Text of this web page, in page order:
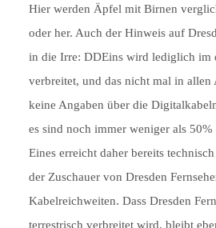
Hier werden Äpfel mit Birnen
oder her. Auch der Hinweis auf
in die Irre: DDEins wird lediglich im
verbreitet, und das nicht mal in allen
keine Angaben über die
es sind noch immer weniger als 50%
Eines erreicht daher bereits
der Zuschauer von Dresden
Kabelreichweiten. Dass Dresden
terrestrisch verbreitet wird, bleibt